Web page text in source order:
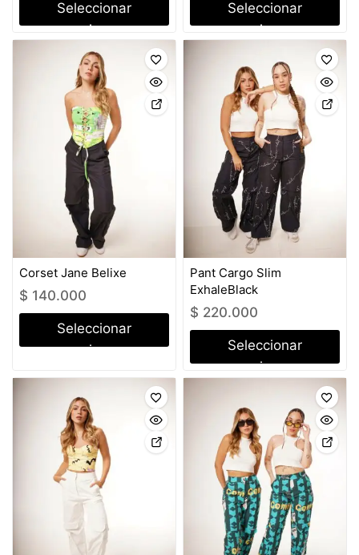
Seleccionar
opciones
Seleccionar
opciones
Corset Jane Belixe
$ 140.000
Seleccionar
opciones
Pant Cargo Slim
ExhaleBlack
$ 220.000
Seleccionar
opciones